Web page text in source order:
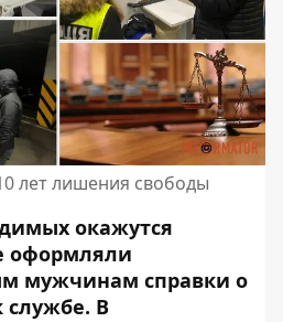
лет лишения свободы
окажутся
оформляли
мужчинам справки о
службе. В